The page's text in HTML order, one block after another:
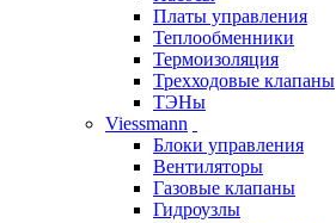
Платы управления
Теплообменники
Термоизоляция
Трехходовые клапаны
ТЭНы
Viessmann
Блоки управления
Вентиляторы
Газовые клапаны
Гидроузлы